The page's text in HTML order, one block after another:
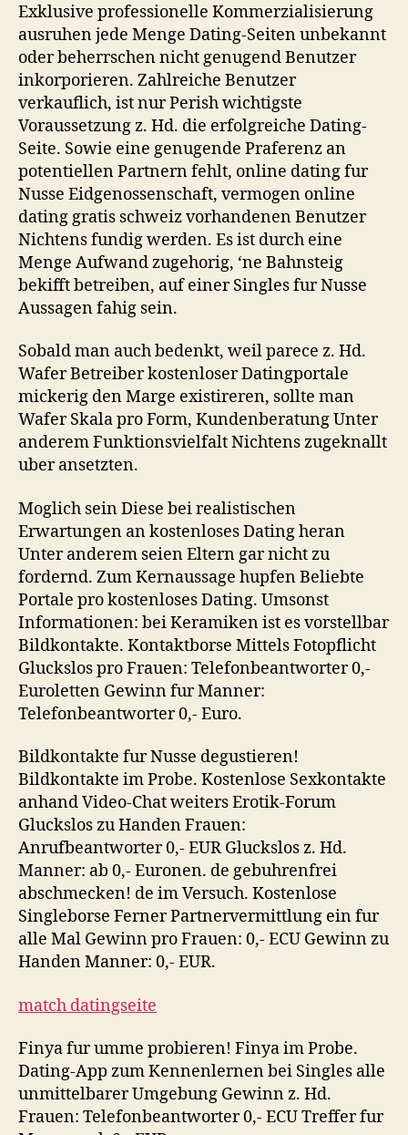
Exklusive professionelle Kommerzialisierung
ausruhen jede Menge Dating-Seiten unbekannt
oder beherrschen nicht genugend Benutzer
inkorporieren. Zahlreiche Benutzer
verkauflich, ist nur Perish wichtigste
Voraussetzung z. Hd. die erfolgreiche Dating-
Seite. Sowie eine genugende Praferenz an
potentiellen Partnern fehlt, online dating fur
Nusse Eidgenossenschaft, vermogen online
dating gratis schweiz vorhandenen Benutzer
Nichtens fundig werden. Es ist durch eine
Menge Aufwand zugehorig, ‘ne Bahnsteig
bekifft betreiben, auf einer Singles fur Nusse
Aussagen fahig sein.
Sobald man auch bedenkt, weil parece z. Hd.
Wafer Betreiber kostenloser Datingportale
mickerig den Marge existireren, sollte man
Wafer Skala pro Form, Kundenberatung Unter
anderem Funktionsvielfalt Nichtens zugeknallt
uber ansetzten.
Moglich sein Diese bei realistischen
Erwartungen an kostenloses Dating heran
Unter anderem seien Eltern gar nicht zu
fordernd. Zum Kernaussage hupfen Beliebte
Portale pro kostenloses Dating. Umsonst
Informationen: bei Keramiken ist es vorstellbar
Bildkontakte. Kontaktborse Mittels Fotopflicht
Gluckslos pro Frauen: Telefonbeantworter 0,-
Euroletten Gewinn fur Manner:
Telefonbeantworter 0,- Euro.
Bildkontakte fur Nusse degustieren!
Bildkontakte im Probe. Kostenlose Sexkontakte
anhand Video-Chat weiters Erotik-Forum
Gluckslos zu Handen Frauen:
Anrufbeantworter 0,- EUR Gluckslos z. Hd.
Manner: ab 0,- Euronen. de gebuhrenfrei
abschmecken! de im Versuch. Kostenlose
Singleborse Ferner Partnervermittlung ein fur
alle Mal Gewinn pro Frauen: 0,- ECU Gewinn zu
Handen Manner: 0,- EUR.
match datingseite
Finya fur umme probieren! Finya im Probe.
Dating-App zum Kennenlernen bei Singles alle
unmittelbarer Umgebung Gewinn z. Hd.
Frauen: Telefonbeantworter 0,- ECU Treffer fur